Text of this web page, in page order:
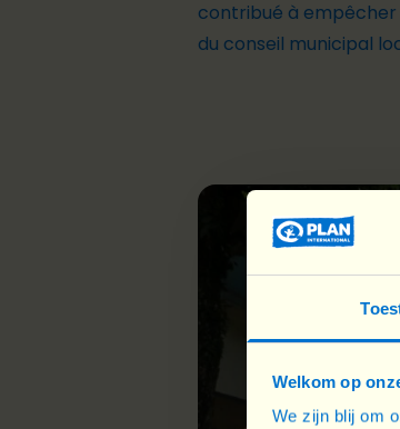
Welkom op
We zijn blij om
contribué à empêcher
du conseil municipal